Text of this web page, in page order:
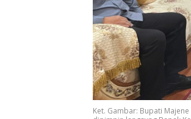
Ket. Gambar: Bupati